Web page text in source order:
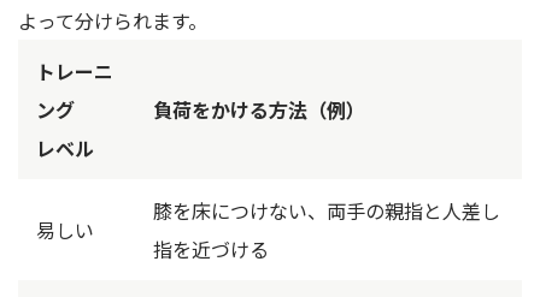
よって分けられます。
トレーニ
ング
レベル
負荷をかける方法（例）
易しい
膝を床につけない、両手の親指と人差し
指を近づける